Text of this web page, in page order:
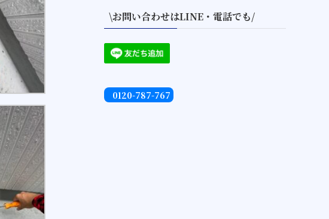
\お問い合わせはLINE・電話でも/
0120-787-767